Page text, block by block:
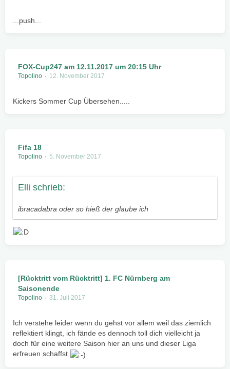
...push...
FOX-Cup247 am 12.11.2017 um 20:15 Uhr
Topolino 12. November 2017
Kickers Sommer Cup Übersehen.....
Fifa 18
Topolino 5. November 2017
Elli schrieb:
ibracadabra oder so hieß der glaube ich
[Rücktritt vom Rücktritt] 1. FC Nürnberg am
Saisonende
Topolino 31. Juli 2017
Ich verstehe leider wenn du gehst vor allem weil das ziemlich
reflektiert klingt, ich fände es dennoch toll dich vielleicht ja
doch für eine weitere Saison hier an uns und dieser Liga
erfreuen schaffst